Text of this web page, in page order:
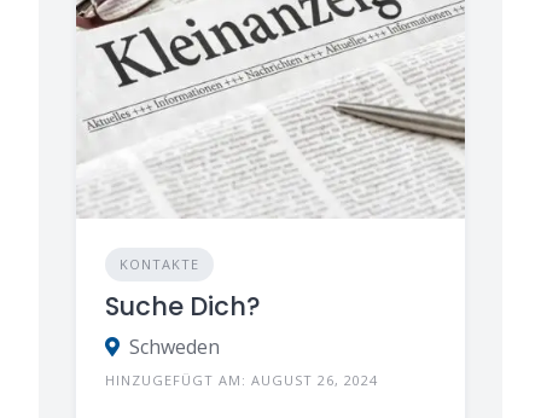
KONTAKTE
Suche Dich?
Schweden
HINZUGEFÜGT AM: AUGUST 26, 2024